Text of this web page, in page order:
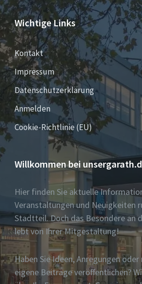
Wichtige Links
Kontakt
Impressum
Datenschutzerklärung
Anmelden
Cookie-Richtlinie (EU)
Willkommen bei
Hier finden Sie aktuelle
Veranstaltungen und Neuigkeiten
Stadtteil. Doch das Besondere an
lebt von Ihrer Mitgestaltung!
Haben Sie Ideen, Anregungen
eigene Beiträge veröffentlichen?